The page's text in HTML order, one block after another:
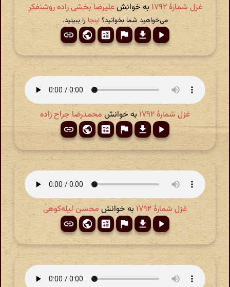
غزل شمارهٔ ۱۷۹۲ به خوانشعلیرضا بخشی زاده روشنفکر
می‌خواهید شما بخوانید؟اینجا را ببینید.
غزل شمارهٔ ۱۷۹۲ به خوانش محمدرضا جراح زاده
غزل شمارهٔ ۱۷۹۲ به خوانش محسن لیله‌کوهی